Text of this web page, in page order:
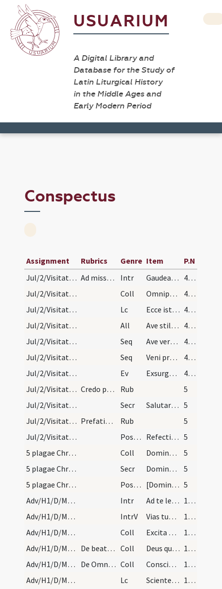
USUARIUM
A Digital Library and
Database for the Study of
Latin Liturgical History
in the Middle Ages and
Early Modern Period
Conspectus
Assignment Rubrics Genre Item
P.N
Jul/2/Visitatio BMV/M2/Mass Propers
Ad missam introitus. Intr Gaudeamus omnes
4 (1r)
Jul/2/Visitatio BMV/M2/Mass Propers
Coll Omnipotens sempiterne Deus qui ex abundantia caritatis beatam Mariam tuo Filio impraegnatam ad salutatione Elisabeth inspirasti ... ab omnibus adversitatibus eruamur.
4 (1r)
Jul/2/Visitatio BMV/M2/Mass Propers
Lc Ecce iste venit saliens in montibus (Sap)
4 (1r)
Jul/2/Visitatio BMV/M2/Mass Propers
All Ave stillans mellae alvearium
4 (1r)
Jul/2/Visitatio BMV/M2/Mass Propers/1
Seq Ave verbi dei parens virginum humilitas
4 (1r)
Jul/2/Visitatio BMV/M2/Mass Propers/2
Seq Veni praecelsa Domina
4 (1r)
Jul/2/Visitatio BMV/M2/Mass Propers
Ev Exsurgens Maria abiit in montana (L)
4 (1r)
Jul/2/Visitatio BMV/Mass Propers/1
Credo per octavam dicitur. Rub
5
Jul/2/Visitatio BMV/M2/Mass Propers
Secr Salutaris victimae oblationem tibi Deus Pater omnipotens immolamus ... magnificare mereamur. 5
Jul/2/Visitatio BMV/Mass Propers/2
Prefatio de Visitatione beatae Mariae semper Virg… Rub
5
Jul/2/Visitatio BMV/M2/Mass Propers
Postcomm Refecti et renovati sacro caelestis alimoniae pabulo ... indesinenter maneamus. 5
5 plagae Christi/M2/Mass Propers
Coll Domine Iesu Christe Fili Dei vivi qui de caelis ad terram ... benedicti Patris mei.
5
5 plagae Christi/M2/Mass Propers
Secr Domine Ies Christe qui mundi redemptione Crucis lignum ascendisti ... pervenire mereamur.
5
5 plagae Christi/M2/Mass Propers
Postcomm [Domine Iesu Christe Fili Dei vivi] qui hora sexta ... benedicti patris mei. 5
Adv/H1/D/M2/Mass Propers
Intr Ad te levavi animam meam Deus
18 (8r)
Adv/H1/D/M2/Mass Propers
IntrV Vias tuas Domine demonstra mihi
18 (8r)
Adv/H1/D/M2/Mass Propers/1
Coll Excita Domine quaesumus potentiam tuam et veni ... liberante salvari.
18 (8r)
Adv/H1/D/M2/Mass Propers/2
De beata Virgine. Coll Deus qui beatae Mariae Virginis utero ... intercessionibus adiuvemur.
18 (8r)
Adv/H1/D/M2/Mass Propers/3
De Omnibus Sanctis. Coll Conscientias nostras quaesumus Domine visitando purifica ut ... inveniat mansionem.
18 (8r)
Adv/H1/D/M2/Mass Propers
Lc Scientes quia hora est iam nos de somno surgere (R)
18 (8r)